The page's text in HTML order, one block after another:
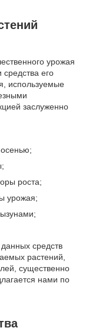
урожая
его
используемые
заслуженно
роста;
урожая;
средств
растений,
существенно
нами по